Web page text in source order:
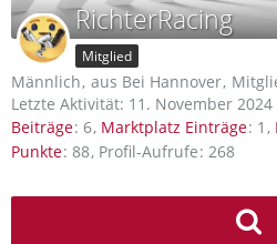
RichterRacing
Mitglied
Männlich aus Bei Hannover
Letzte Aktivität: 11. November 2024
Beiträge 6 Marktplatz Einträge 1
Punkte 88 Profil-Aufrufe 268